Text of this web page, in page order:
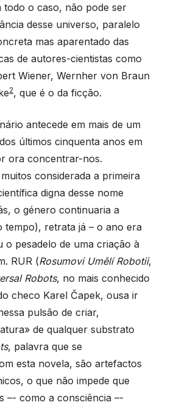
todo o caso, não pode ser
desse universo, paralelo
mas aparentado das
de autores-cientistas como
Wiener, Wernher von Braun
2, que é o da ficção.
antecede em mais de um
últimos cinquenta anos em
ora concentrar-nos.
considerada a primeira
digna desse nome
o género continuaria a
retrata já – o ano era
o pesadelo de uma criação à
RUR (Rosumovi Umělí Robotii,
Robots, no mais conhecido
checo Karel Čapek, ousa ir
pulsão de criar,
de qualquer substrato
, palavra que se
esta novela, são artefactos
o que não impede que
–- como a consciência –-